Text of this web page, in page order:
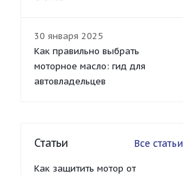
30 января 2025
Как правильно выбрать
моторное масло: гид для
автовладельцев
Статьи Все статьи
Как защитить мотор от